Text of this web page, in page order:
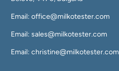
Email: office@milkotester.com
Email: sales@milkotester.com
Email: christine@milkotester.com